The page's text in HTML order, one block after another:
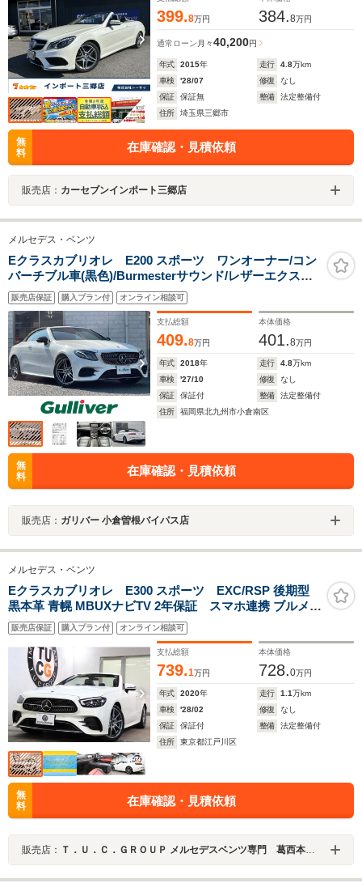
399.8万円 384.8万円
通常ローン 月々40,200円
年式 2015年 走行 4.8万km
車検
'28/07 修復
なし
保証
保証無 整備
法定整備付
住所
埼玉県三郷市
無
料
在庫確認・見積依頼
販売店： カーセブンインポート三郷店
メルセデス・ベンツ
Eクラスカブリオレ E200 スポーツ ワンオーナー/コン
バーチブル車(黒色)/Burmesterサウンド/レザーエクスク
ルーシブP/黒レザー/レーダーセーフティーパッケージ/純
正12.3インチナビ/360°カメラシステム/純正19AW
販売店保証 購入プラン付 オンライン相談可
支払総額
409.8万円
本体価格
401.8万円
年式 2018年 走行 4.8万km
車検
'27/10 修復
なし
保証
保証付 整備
法定整備付
住所
福岡県北九州市小倉南区
無
料
在庫確認・見積依頼
販売店： ガリバー 小倉曽根バイパス店
メルセデス・ベンツ
Eクラスカブリオレ E300 スポーツ EXC/RSP 後期型
黒本革 青幌 MBUXナビTV 2年保証 スマホ連携 ブルメス
タ- Bカメラ PTS DSRC Sヒ-タ/ベンチレ-タ-/エアスカ-フ
AMGエアロ/19AW アンビエントL エアバランスPKG エ
アキャップ/ドラフトストップ 9AT
販売店保証 購入プラン付 オンライン相談可
支払総額
739.1万円
本体価格
728.0万円
年式 2020年 走行 1.1万km
車検
'28/02 修復
なし
保証
保証付 整備
法定整備付
住所
東京都江戸川区
無
料
在庫確認・見積依頼
販売店： Ｔ．Ｕ．Ｃ．ＧＲＯＵＰ メルセデスベンツ専門 葛西本店／（株）ティーユーシー